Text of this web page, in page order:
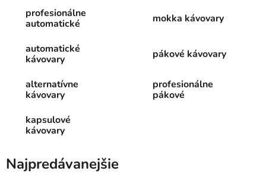
profesionálne
automatické
mokka kávovary
automatické
kávovary
pákové kávovary
alternatívne
kávovary
profesionálne
pákové
kapsulové
kávovary
Najpredávanejšie